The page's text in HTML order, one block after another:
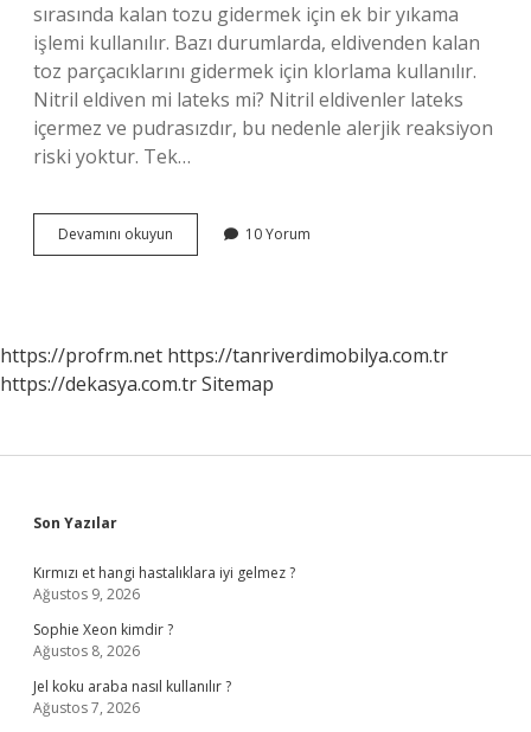
sırasında kalan tozu gidermek için ek bir yıkama
işlemi kullanılır. Bazı durumlarda, eldivenden kalan
toz parçacıklarını gidermek için klorlama kullanılır.
Nitril eldiven mi lateks mi? Nitril eldivenler lateks
içermez ve pudrasızdır, bu nedenle alerjik reaksiyon
riski yoktur. Tek…
Devamını okuyun
Pudrasız
10 Yorum
https://profrm.net https://tanriverdimobilya.com.tr
https://dekasya.com.trSitemap
Sidebar
Son Yazılar
Kırmızı et hangi hastalıklara iyi gelmez ?
Ağustos 9, 2026
Sophie Xeon kimdir ?
Ağustos 8, 2026
Jel koku araba nasıl kullanılır ?
Ağustos 7, 2026